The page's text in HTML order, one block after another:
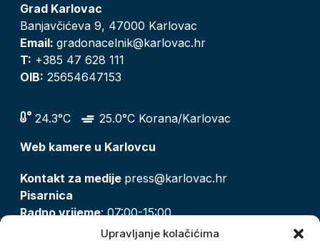
Upravljanje kolačićima
Grad Karlovac
Banjavčićeva 9, 47000 Karlovac
Email: gradonacelnik@karlovac.hr
T: +385 47 628 111
OIB: 25654647153
24.3°C
25.0°C Korana/Karlovac
Web kamere u Karlovcu
Kontakt za medije press@karlovac.hr
Pisarnica
Radno vrijeme: 07:00-15:00
pisarnica@karlovac.hr